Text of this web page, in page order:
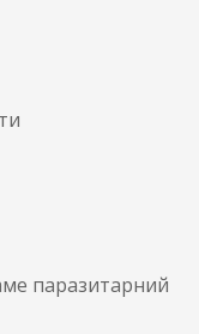
паразитарний